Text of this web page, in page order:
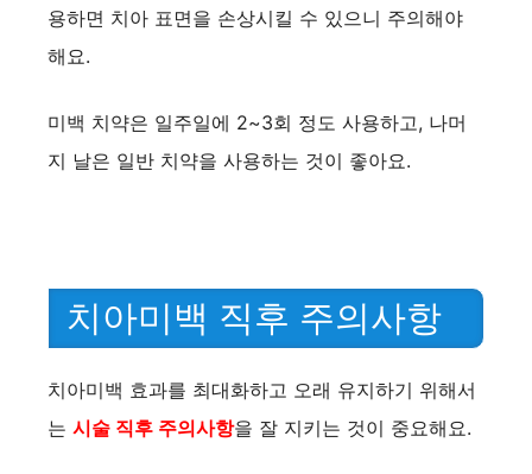
용하면 치아 표면을 손상시킬 수 있으니 주의해야
해요.
미백 치약은 일주일에 2~3회 정도 사용하고, 나머
지 날은 일반 치약을 사용하는 것이 좋아요.
치아미백 직후 주의사항
치아미백 효과를 최대화하고 오래 유지하기 위해서
는 시술 직후 주의사항을 잘 지키는 것이 중요해요.